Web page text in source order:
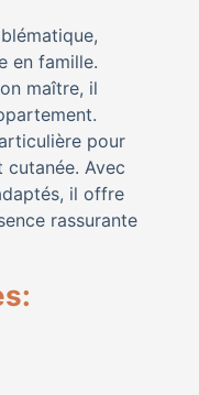
en famille.
maître, il
pour
Avec
il offre
rassurante